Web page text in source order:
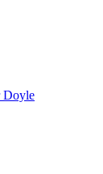
Doyle